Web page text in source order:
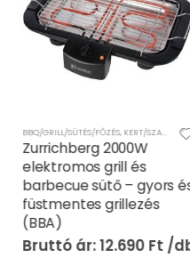
BBQ/GRILL/SÜTÉS/FŐZÉS,KERT/SZABADIDŐ
Zurrichberg 2000W
elektromos grill és
barbecue sütő – gyors és
füstmentes grillezés
(BBA)
12.690Ft